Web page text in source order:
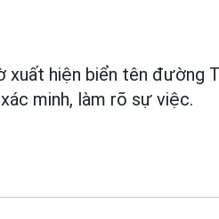
xuất hiện biển tên đường
minh, làm rõ sự việc.